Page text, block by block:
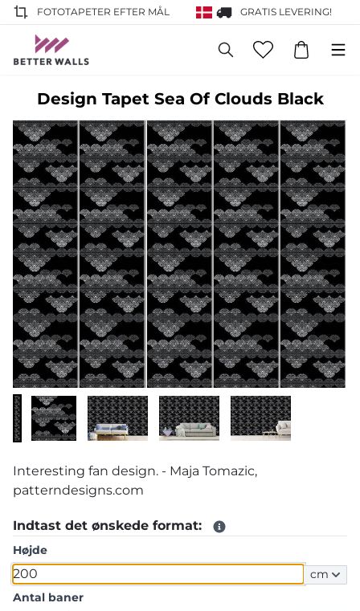
FOTOTAPETER EFTER MÅL GRATIS LEVERING!
Design Tapet Sea Of Clouds Black
Interesting fan design. - Maja Tomazic,
patterndesigns.com
Indtast det ønskede format:
Højde
cm
Antal baner